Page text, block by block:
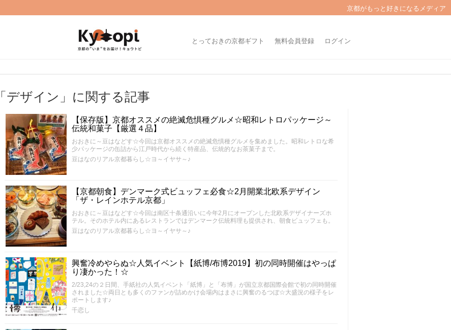
京都がもっと好きになるメディア
とっておきの京都ギフト 無料会員登録 ログイン
「デザイン」に関する記事
【保存版】京都オススメの絶滅危惧種グルメ☆昭和レトロパッケージ～
伝統和菓子【厳選４品】
おおきに～豆はなどす☆今回は京都オススメの絶滅危惧種グルメを集めました。昭和レトロな希
少パッケージの缶詰から江戸時代から続く特産品、伝統的なお茶菓子まで。
豆はなのリアル京都暮らし☆ヨ～イヤサ～♪
【京都朝食】デンマーク式ビュッフェ必食☆2月開業北欧系デザイン
「ザ・レインホテル京都」
おおきに～豆はなどす☆今回は南区十条通沿いに今年2月にオープンした北欧系デザイナーズホ
テル。そのホテル内にあるレストランではデンマーク伝統料理も提供され、朝食ビュッフェも。
豆はなのリアル京都暮らし☆ヨ～イヤサ～♪
興奮冷めやらぬ☆人気イベント【紙博/布博2019】初の同時開催はやっぱ
り凄かった！☆
2/23,24の２日間、手紙社の人気イベント「紙博」と「布博」が国立京都国際会館で初の同時開催
されました☆両日とも多くのファンが詰めかけ会場内はまさに興奮のるつぼ☆大盛況の様子をレ
ポートします♪
千恋し